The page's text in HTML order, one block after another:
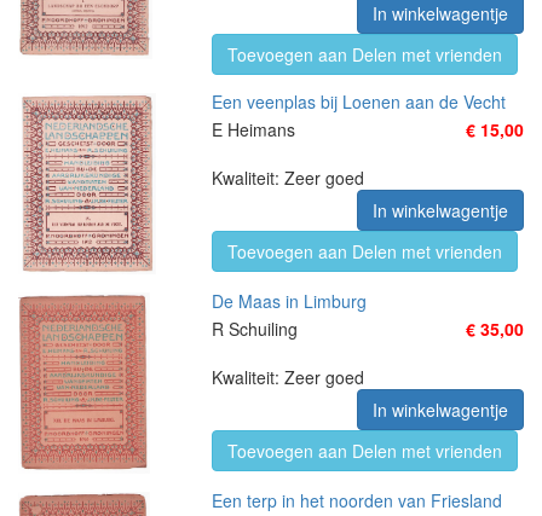
In winkelwagentje
Toevoegen aan Delen met vrienden
Een veenplas bij Loenen aan de Vecht
E Heimans
€ 15,00
Kwaliteit: Zeer goed
In winkelwagentje
Toevoegen aan Delen met vrienden
De Maas in Limburg
R Schuiling
€ 35,00
Kwaliteit: Zeer goed
In winkelwagentje
Toevoegen aan Delen met vrienden
Een terp in het noorden van Friesland